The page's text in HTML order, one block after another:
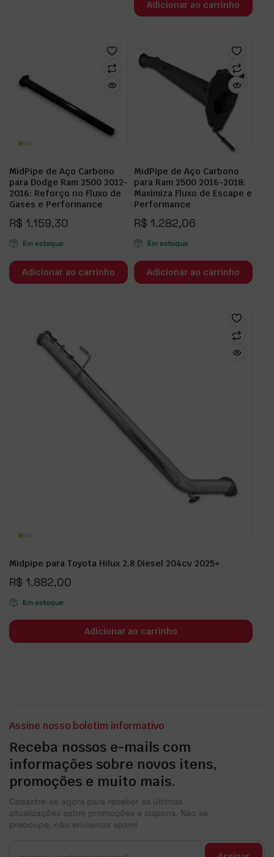
Adicionar ao carrinho
MidPipe de Aço Carbono
para Dodge Ram 2500 2012-
2016: Reforço no Fluxo de
Gases e Performance
R$ 1.159,30
Em estoque
Adicionar ao carrinho
MidPipe de Aço Carbono
para Ram 2500 2016-2018:
Maximiza Fluxo de Escape e
Performance
R$ 1.282,06
Em estoque
Adicionar ao carrinho
Midpipe para Toyota Hilux 2.8 Diesel 204cv 2025+
R$ 1.882,00
Em estoque
Adicionar ao carrinho
Assine nosso boletim informativo
Receba nossos e-mails com
informações sobre novos itens,
promoções e muito mais.
Cadastre-se agora para receber as últimas
atualizações sobre promoções e cupons. Não se
preocupe, não enviamos spam!